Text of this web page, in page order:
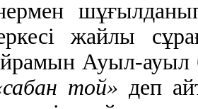
жайлы
Ауыл-
той» деп